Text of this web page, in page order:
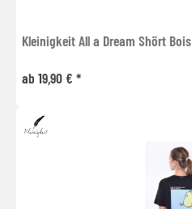
Kleinigkeit All a Dream Shört Bois
ab 19,90 € *